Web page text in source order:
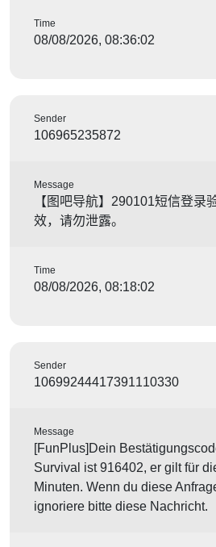
Time
08/08/2026, 08:36:02
Sender
106965235872
Message
【图吧导航】290101短信登录
效，请勿泄露。
Time
08/08/2026, 08:18:02
Sender
10699244417391110330
Message
[FunPlus]Dein
Survival ist 916402, er gilt für
Minuten. Wenn du diese
ignoriere bitte diese Nachricht.